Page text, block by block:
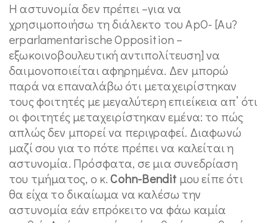
Η αστυνομία δεν πρέπει –για να
χρησιμοποιήσω τη διάλεκτο του ApO- [Au?
erparlamentarische Opposition –
εξωκοινοβουλευτική αντιπολίτευση] να
δαιμονοποιείται αφηρημένα. Δεν μπορώ
παρά να επαναλάβω ότι μεταχειρίστηκαν
τους φοιτητές με μεγαλύτερη επιείκεια απ’ ότι
οι φοιτητές μεταχειρίστηκαν εμένα: το πώς
απλώς δεν μπορεί να περιγραφεί. Διαφωνώ
μαζί σου για το πότε πρέπει να καλείται η
αστυνομία. Πρόσφατα, σε μια συνεδρίαση
του τμήματος, ο κ.Cohn-Bendit μου είπε ότι
θα είχα το δικαίωμα να καλέσω την
αστυνομία εάν επρόκειτο να φάω καμία